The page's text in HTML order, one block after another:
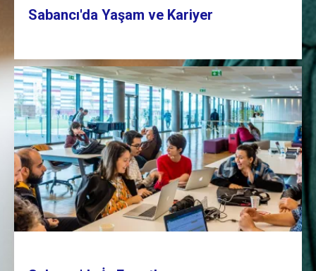
Sabancı'da Yaşam ve Kariyer